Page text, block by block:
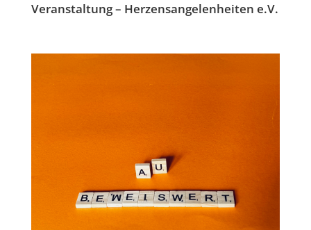
Veranstaltung – Herzensangelenheiten e.V.